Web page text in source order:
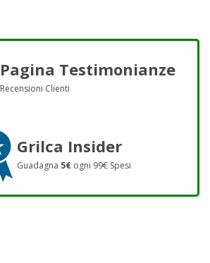
Pagina Testimonianze
Recensioni Clienti
Grilca Insider
Guadagna 5€ ogni 99€ Spesi